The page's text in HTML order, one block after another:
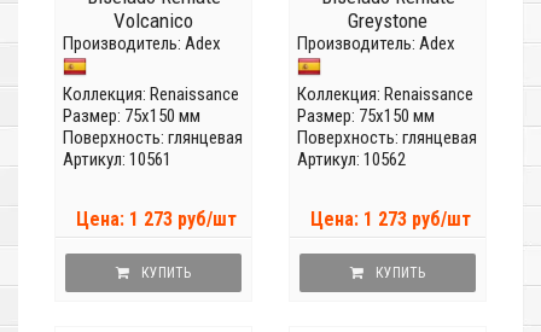
Volcanico
Производитель: Adex
Коллекция: Renaissance
Размер: 75x150 мм
Поверхность: глянцевая
Артикул: 10561
Цена: 1 273 руб/шт
КУПИТЬ
Greystone
Производитель: Adex
Коллекция: Renaissance
Размер: 75x150 мм
Поверхность: глянцевая
Артикул: 10562
Цена: 1 273 руб/шт
КУПИТЬ